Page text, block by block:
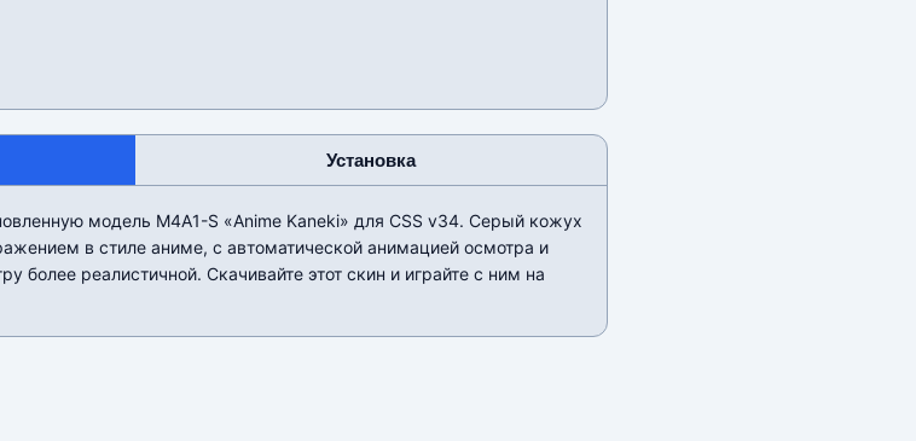
Установка
модель M4A1-S «Anime Kaneki» для CSS v34. Серый кожух
в стиле аниме, с автоматической анимацией осмотра и
более реалистичной. Скачивайте этот скин и играйте с ним на